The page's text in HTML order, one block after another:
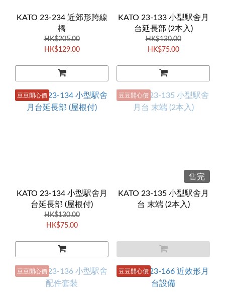
KATO 23-234 近郊形跨線
橋
HK$205.00
HK$129.00
KATO 23-133 小型駅舍月
台延長部 (2本入)
HK$130.00
HK$75.00
豆豆開心價
KATO 23-134 小型駅舍月
台延長部 (屋根付)
HK$130.00
HK$75.00
豆豆開心價
售完
KATO 23-135 小型駅舍月
台 末端 (2本入)
豆豆開心價 豆豆開心價